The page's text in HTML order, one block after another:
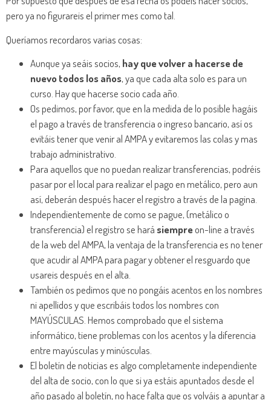
pero ya no figurareis el primer mes como tal.
Queríamos recordaros varias cosas:
Aunque ya seáis socios, hay que volver a hacerse de
nuevo todos los años, ya que cada alta solo es para un
curso. Hay que hacerse socio cada año.
Os pedimos, por favor, que en la medida de lo posible hagáis
el pago a través de transferencia o ingreso bancario, así os
evitáis tener que venir al AMPA y evitaremos las colas y mas
trabajo administrativo.
Para aquellos que no puedan realizar transferencias, podréis
pasar por el local para realizar el pago en metálico, pero aun
así, deberán después hacer el registro a través de la pagina.
Independientemente de como se pague, (metálico o
transferencia) el registro se harásiempreon-line a través
de la web del AMPA, la ventaja de la transferencia es no tener
que acudir al AMPA para pagar y obtener el resguardo que
usareis después en el alta.
También os pedimos que no pongáis acentos en los nombres
ni apellidos y que escribáis todos los nombres con
MAYÚSCULAS. Hemos comprobado que el sistema
informático, tiene problemas con los acentos y la diferencia
entre mayúsculas y minúsculas.
El boletín de noticias es algo completamente independiente
del alta de socio, con lo que si ya estáis apuntados desde el
año pasado al boletín, no hace falta que os volváis a apuntar a